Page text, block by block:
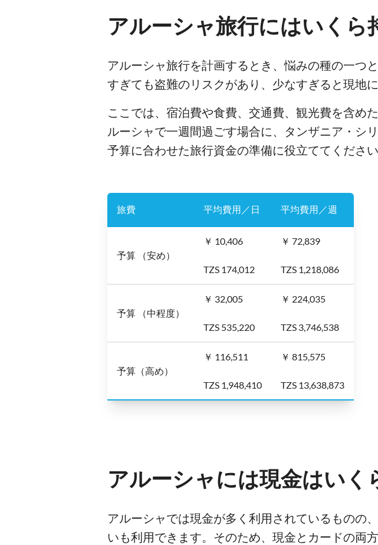
アルーシャ旅行にはいくら
アルーシャ旅行を計画するとき、悩みの種の一つ
すぎても盗難のリスクがあり、少なすぎると現地
ここでは、宿泊費や食費、交通費、観光費を含め
ルーシャで一週間過ごす場合に、タンザニア・シ
予算に合わせた旅行資金の準備に役立ててください
旅費 平均費用／日 平均費用／週
予算 （安め）
￥ 10,406
TZS 174,012
￥ 72,839
TZS 1,218,086
予算 （中程度）
￥ 32,005
TZS 535,220
￥ 224,035
TZS 3,746,538
予算（高め）
￥ 116,511
TZS 1,948,410
￥ 815,575
TZS 13,638,873
アルーシャには現金はいく
アルーシャでは現金が多く利用されているものの
いも利用できます。そのため、現金とカードの両